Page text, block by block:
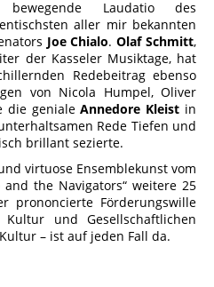
Laudatio des
aller mir bekannten
Joe Chialo.Olaf Schmitt,
der Kasseler Musiktage, hat
Redebeitrag ebenso
von Nicola Humpel, Oliver
die genialeAnnedore Kleist in
Rede Tiefen und
brillant sezierte.
virtuose Ensemblekunst vom
the Navigators“ weitere 25
prononcierte Förderungswille
und Gesellschaftlichen
– ist auf jeden Fall da.